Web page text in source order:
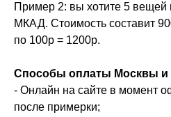
Пример 2: вы хотите 5 вещей
МКАД. Стоимость составит
по 100р = 1200р.
Способы оплаты Москвы и
- Онлайн на сайте в момент
после примерки;